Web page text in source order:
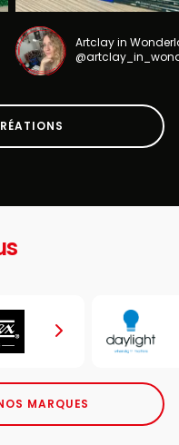
Artclay in
MARQUES